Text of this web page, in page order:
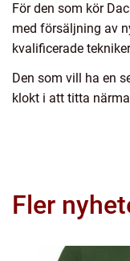
För den som kör
med försäljning av
kvalificerade
Den som vill ha en
klokt i att titta
Fler